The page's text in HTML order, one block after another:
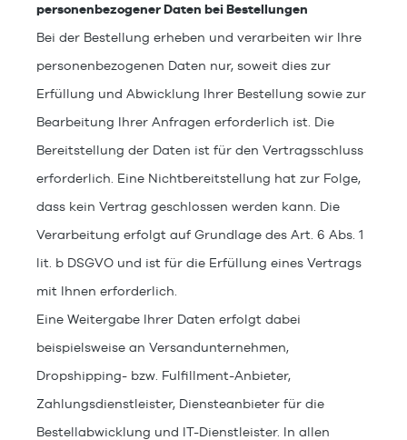
personenbezogener Daten bei Bestellungen
Bei der Bestellung erheben und verarbeiten wir Ihre
personenbezogenen Daten nur, soweit dies zur
Erfüllung und Abwicklung Ihrer Bestellung sowie zur
Bearbeitung Ihrer Anfragen erforderlich ist. Die
Bereitstellung der Daten ist für den Vertragsschluss
erforderlich. Eine Nichtbereitstellung hat zur Folge,
dass kein Vertrag geschlossen werden kann. Die
Verarbeitung erfolgt auf Grundlage des Art. 6 Abs. 1
lit. b DSGVO und ist für die Erfüllung eines Vertrags
mit Ihnen erforderlich.
Eine Weitergabe Ihrer Daten erfolgt dabei
beispielsweise an Versandunternehmen,
Dropshipping- bzw. Fulfillment-Anbieter,
Zahlungsdienstleister, Diensteanbieter für die
Bestellabwicklung und IT-Dienstleister. In allen